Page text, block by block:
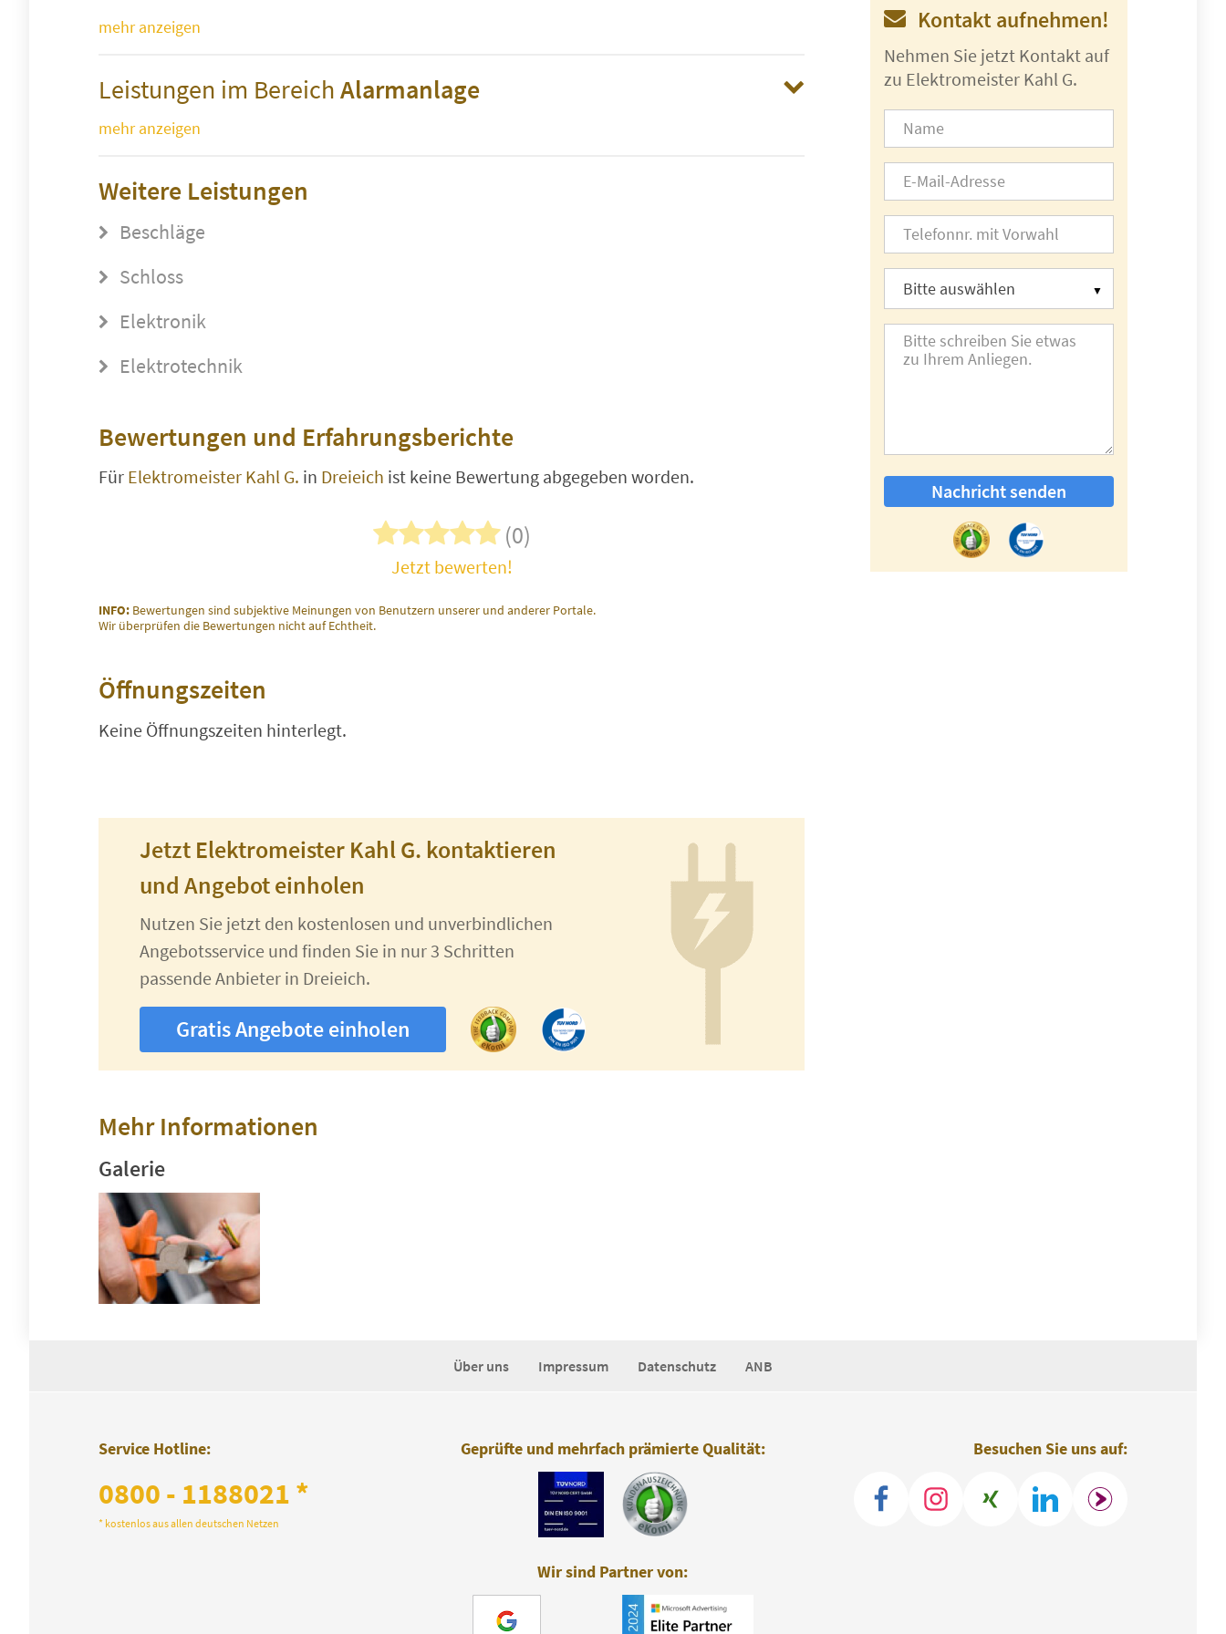
mehr anzeigen
Leistungen im BereichAlarmanlage
mehr anzeigen
Weitere Leistungen
Beschläge
Schloss
Elektronik
Elektrotechnik
Bewertungen und Erfahrungsberichte
Für Elektromeister Kahl G. in Dreieich ist keine Bewertung abgegeben worden.
(0)
Jetzt bewerten!
INFO: Bewertungen sind subjektive Meinungen von Benutzern unserer und anderer Portale.
Wir überprüfen die Bewertungen nicht auf Echtheit.
Öffnungszeiten
Keine Öffnungszeiten hinterlegt.
Jetzt Elektromeister Kahl G. kontaktieren
und Angebot einholen
Nutzen Sie jetzt den kostenlosen und unverbindlichen
Angebotsservice und finden Sie in nur 3 Schritten
passende Anbieter in Dreieich.
Gratis Angebote einholen
Mehr Informationen
Galerie
Kontakt aufnehmen!
Nehmen Sie jetzt Kontakt auf
zu Elektromeister Kahl G.
Nachricht senden
Über uns Impressum Datenschutz ANB
Service Hotline:
0800 - 1188021 *
* kostenlos aus allen deutschen Netzen
Besuchen Sie uns auf:
Geprüfte und mehrfach prämierte Qualität:
Wir sind Partner von: